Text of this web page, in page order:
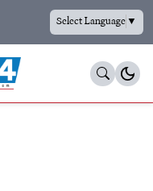
Select Language▼